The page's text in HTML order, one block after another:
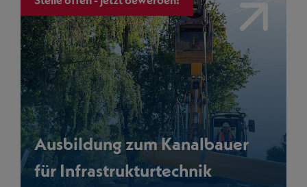
Ausbildung zum Kanalbauer
für Infrastrukturtechnik
Link